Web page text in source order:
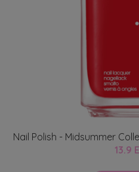
Nail Polish - Midsummer
13.9